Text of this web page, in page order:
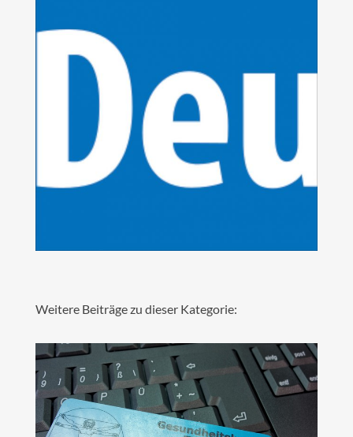
Weitere Beiträge zu dieser Kategorie: